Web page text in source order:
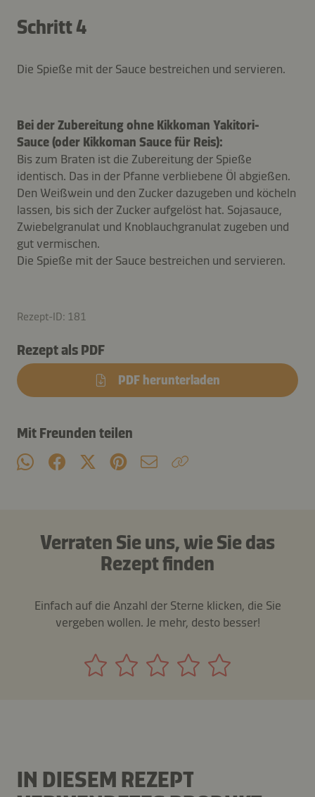
Schritt 4
Die Spieße mit der Sauce bestreichen und servieren.
Bei der Zubereitung ohne Kikkoman Yakitori-
Sauce (oder Kikkoman Sauce für Reis):
Bis zum Braten ist die Zubereitung der Spieße
identisch. Das in der Pfanne verbliebene Öl abgießen.
Den Weißwein und den Zucker dazugeben und köcheln
lassen, bis sich der Zucker aufgelöst hat. Sojasauce,
Zwiebelgranulat und Knoblauchgranulat zugeben und
gut vermischen.
Die Spieße mit der Sauce bestreichen und servieren.
Rezept-ID: 181
Rezept als PDF
PDF herunterladen
Mit Freunden teilen
Verraten Sie uns, wie Sie das
Rezept finden
Einfach auf die Anzahl der Sterne klicken, die Sie
vergeben wollen. Je mehr, desto besser!
IN DIESEM REZEPT